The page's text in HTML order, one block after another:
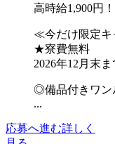
高時給1,900円
≪今だけ限定
★寮費無料
2026年12月末
◎備品付きワン
...
応募へ進む詳しく